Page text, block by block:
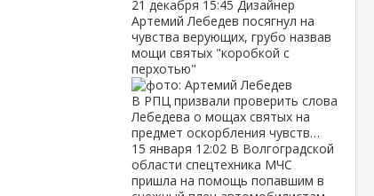
21 декабря 15:45 Дизайнер
Артемий Лебедев посягнул на
чувства верующих, грубо назвав
мощи святых "коробкой с
перхотью"
В РПЦ призвали проверить слова
Лебедева о мощах святых на
предмет оскорбления чувств…
15 января 12:02 В Волгоградской
области спецтехника МЧС
пришла на помощь попавшим в